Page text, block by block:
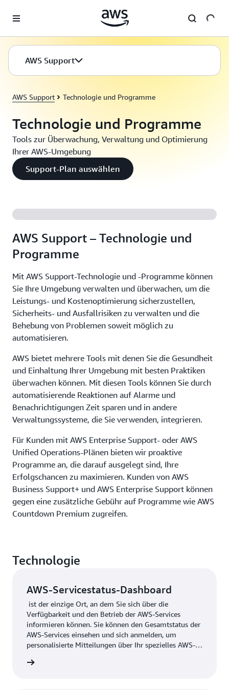
Überspringen zum Hauptinhalt
AWS Support
AWS Support Technologie und Programme
Technologie und Programme
Tools zur Überwachung, Verwaltung und Optimierung
Ihrer AWS-Umgebung
Support-Plan auswählen
AWS Support – Technologie und
Programme
Mit AWS Support-Technologie und -Programme können
Sie Ihre Umgebung verwalten und überwachen, um die
Leistungs- und Kostenoptimierung sicherzustellen,
Sicherheits- und Ausfallrisiken zu verwalten und die
Behebung von Problemen soweit möglich zu
automatisieren.
AWS bietet mehrere Tools mit denen Sie die Gesundheit
und Einhaltung Ihrer Umgebung mit besten Praktiken
überwachen können. Mit diesen Tools können Sie durch
automatisierende Reaktionen auf Alarme und
Benachrichtigungen Zeit sparen und in andere
Verwaltungssysteme, die Sie verwenden, integrieren.
Für Kunden mit AWS Enterprise Support- oder AWS
Unified Operations-Plänen bieten wir proaktive
Programme an, die darauf ausgelegt sind, Ihre
Erfolgschancen zu maximieren. Kunden von AWS
Business Support+ und AWS Enterprise Support können
gegen eine zusätzliche Gebühr auf Programme wie AWS
Countdown Premium zugreifen.
Technologie
AWS-Servicestatus-Dashboard
ist der einzige Ort, an dem Sie sich über die
Verfügbarkeit und den Betrieb der AWS-Services
informieren können. Sie können den Gesamtstatus der
AWS-Services einsehen und sich anmelden, um
personalisierte Mitteilungen über Ihr spezielles AWS-
gehören, anzuzeigen. Ihre Kontoansicht bietet